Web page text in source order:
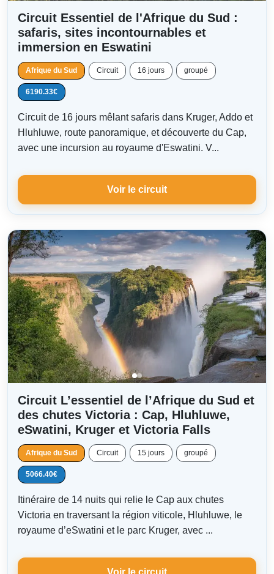
Circuit Essentiel de l'Afrique du Sud :
safaris, sites incontournables et
immersion en Eswatini
Afrique du Sud Circuit 16 jours groupé
6190.33€
Circuit de 16 jours mêlant safaris dans Kruger, Addo et
Hluhluwe, route panoramique, et découverte du Cap,
avec une incursion au royaume d'Eswatini. V...
Voir le circuit
Circuit L’essentiel de l’Afrique du Sud et
des chutes Victoria : Cap, Hluhluwe,
eSwatini, Kruger et Victoria Falls
Afrique du Sud Circuit 15 jours groupé
5066.40€
Itinéraire de 14 nuits qui relie le Cap aux chutes
Victoria en traversant la région viticole, Hluhluwe, le
royaume d’eSwatini et le parc Kruger, avec ...
Voir le circuit